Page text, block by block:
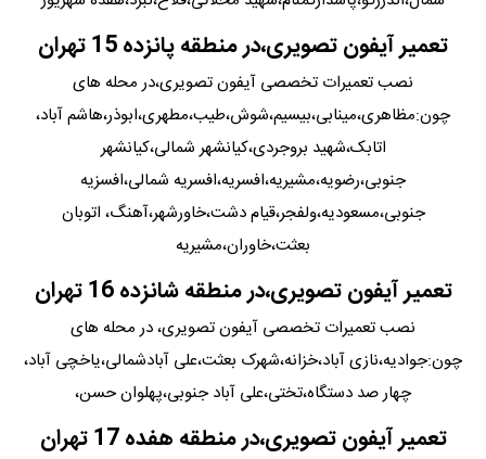
تعمیر آیفون تصویری،در منطقه پانزده 15 تهران
نصب تعمیرات تخصصی آیفون تصویری،در محله های
چون:مظاهری،مینابی،بیسیم،شوش،طیب،مطهری،ابوذر،هاشم آباد،
اتابک،شهید بروجردی،کیانشهر شمالی،کیانشهر
جنوبی،رضویه،مشیریه،افسریه،افسریه شمالی،افسزیه
جنوبی،مسعودیه،ولفجر،قیام دشت،خاورشهر،آهنگ، اتوبان
بعثت،خاوران،مشیریه
تعمیر آیفون تصویری،در منطقه شانزده 16 تهران
نصب تعمیرات تخصصی آیفون تصویری، در محله های
چون:جوادیه،نازی آباد،خزانه،شهرک بعثت،علی آبادشمالی،یاخچی آباد،
چهار صد دستگاه،تختی،علی آباد جنوبی،پهلوان حسن،
تعمیر آیفون تصویری،در منطقه هفده 17 تهران